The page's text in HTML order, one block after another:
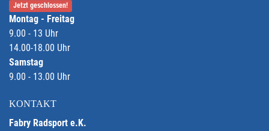
Jetzt geschlossen!
Montag - Freitag
9.00 - 13 Uhr
14.00-18.00 Uhr
Samstag
9.00 - 13.00 Uhr
KONTAKT
Fabry Radsport e.K.